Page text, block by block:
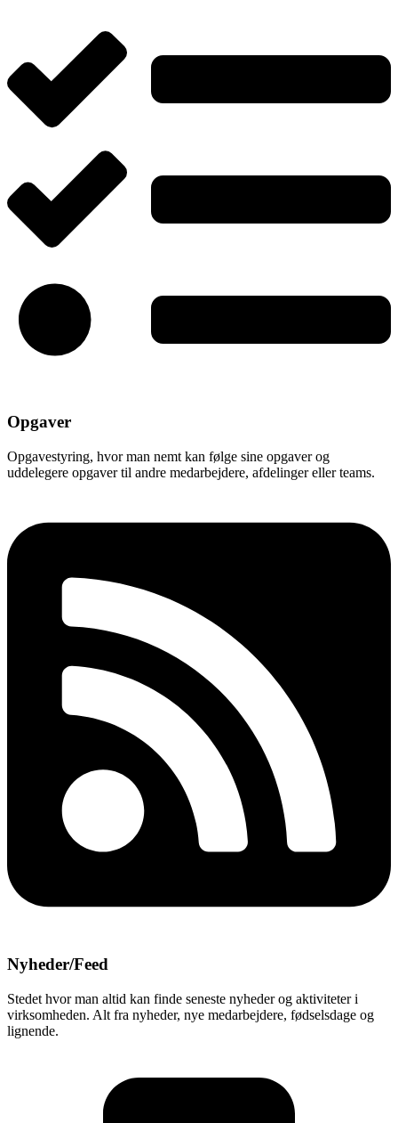
Opgaver
Opgavestyring, hvor man nemt kan følge sine opgaver og
uddelegere opgaver til andre medarbejdere, afdelinger eller teams.
Nyheder/Feed
Stedet hvor man altid kan finde seneste nyheder og aktiviteter i
virksomheden. Alt fra nyheder, nye medarbejdere, fødselsdage og
lignende.